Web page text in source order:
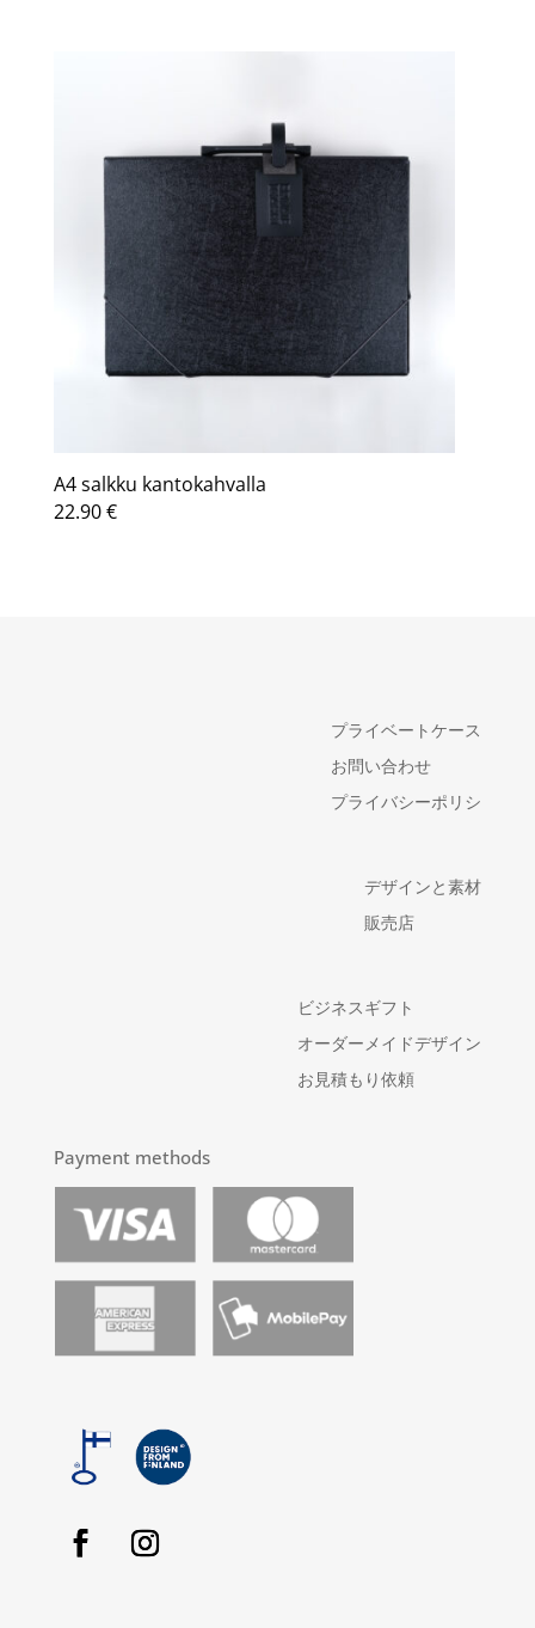
A4 salkku kantokahvalla
22.90€
プライベートケース
お問い合わせ
プライバシーポリシ
デザインと素材
販売店
ビジネスギフト
オーダーメイドデザイン
お見積もり依頼
Payment methods